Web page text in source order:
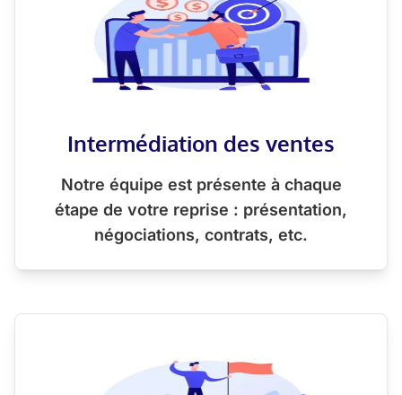
Intermédiation des ventes
Notre équipe est présente à chaque
étape de votre reprise : présentation,
négociations, contrats, etc.